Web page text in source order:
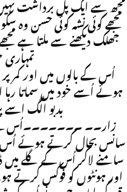
مجھ سے ایک پل برداشت
مجھے کوئی نشہ کوئی حسن وہ
جھلک دیکھنے سے ملتا ہے
تمہاری
اُس کے بالوں میں اور کمر
ہوئے اُسے خود میں سماتا
بدبو الگ اسے
زار۔۔ ۔۔۔۔۔۔۔اُس کے
سانس بحال کرتے ہوئے اُس
سامنے لاکر اُس کے گلے میں
اور ہونٹوں کو فوکس کرتے